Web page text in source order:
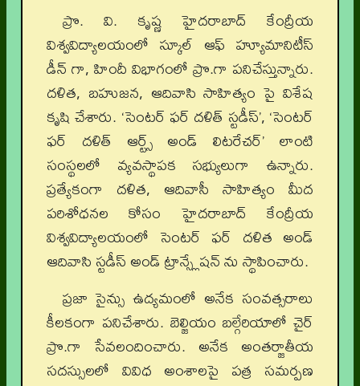
ప్రొ. వి. కృష్ణ హైదరాబాద్ కేంద్రీయ
విశ్వవిద్యాలయంలో స్కూల్ ఆఫ్ హ్యూమానిటీస్
డీన్ గా, హిందీ విభాగంలో ప్రొ.గా పనిచేస్తున్నారు.
దళిత, బహుజన, ఆదివాసి సాహిత్యం పై విశేష
కృషి చేశారు. ‘సెంటర్ ఫర్ దళిత్ స్టడీస్’, ‘సెంటర్
ఫర్ దళిత్ ఆర్ట్స్ అండ్ లిటరేచర్’ లాంటి
సంస్థలలో వ్యవస్థాపక సభ్యులుగా ఉన్నారు.
ప్రత్యేకంగా దళిత, ఆదివాసీ సాహిత్యం మీద
పరిశోధనల కోసం హైదరాబాద్ కేంద్రీయ
విశ్వవిద్యాలయంలో సెంటర్ ఫర్ దళిత అండ్
ఆదివాసి స్టడీస్ అండ్ ట్రాన్స్లేషన్ ను స్థాపించారు.
ప్రజా సైన్సు ఉద్యమంలో అనేక సంవత్సరాలు
కీలకంగా పనిచేశారు. బెల్జియం బల్గేరియాలో చైర్
ప్రొ.గా సేవలందించారు. అనేక అంతర్జాతీయ
సదస్సులలో వివిధ అంశాలపై పత్ర సమర్పణ